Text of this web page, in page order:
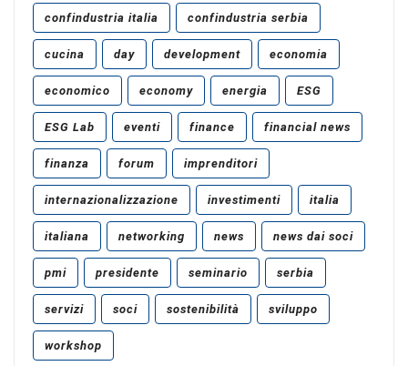
confindustria italia confindustria serbia
cucina day development economia
economico economy energia ESG
ESG Lab eventi finance financial news
finanza forum imprenditori
internazionalizzazione investimenti italia
italiana networking news news dai soci
pmi presidente seminario serbia
servizi soci sostenibilità sviluppo
workshop